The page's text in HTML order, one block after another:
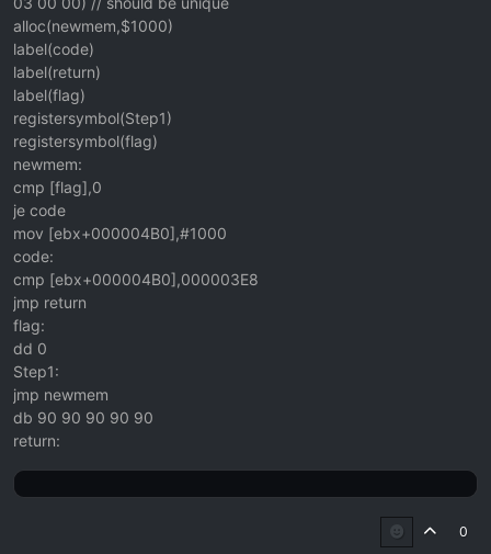
alloc(newmem,$1000)
label(code)
label(return)
label(flag)
registersymbol(Step1)
registersymbol(flag)
newmem:
cmp [flag],0
je code
mov [ebx+000004B0],#1000
code:
cmp [ebx+000004B0],000003E8
jmp return
flag:
dd 0
Step1:
jmp newmem
db 90 90 90 90 90
return:
0